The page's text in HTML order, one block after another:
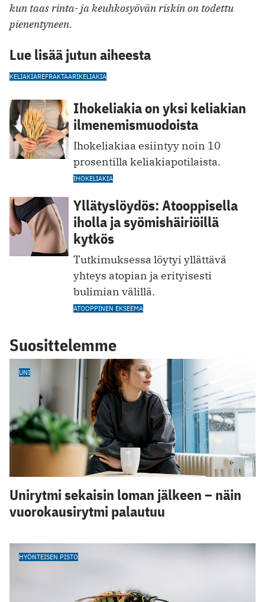
kun taas rinta- ja keuhkosyövän riskin on todettu
pienentyneen.
Lue lisää jutun aiheesta
KELIAKIAREFRAKTAARIKELIAKIA
Ihokeliakia on yksi keliakian
ilmenemismuodoista
Ihokeliakiaa esiintyy noin 10
prosentilla keliakiapotilaista.
IHOKELIAKIA
Yllätyslöydös: Atooppisella
iholla ja syömishäiriöillä
kytkös
Tutkimuksessa löytyi yllättävä
yhteys atopian ja erityisesti
bulimian välillä.
ATOOPPINEN EKSEEMA
Suosittelemme
UNI
Unirytmi sekaisin loman jälkeen – näin
vuorokausirytmi palautuu
HYÖNTEISEN PISTO